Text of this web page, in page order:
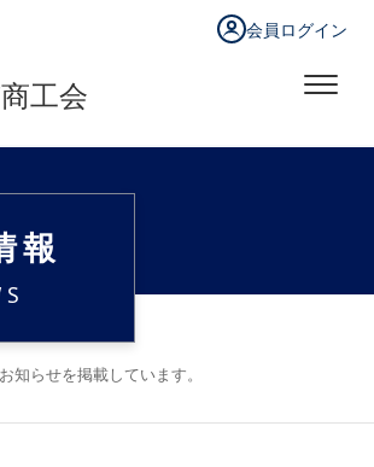
工会
会員ログイン
報
知らせを掲載しています。